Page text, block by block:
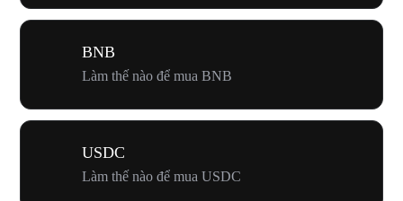
BNB
Làm thế nào để mua BNB
USDC
Làm thế nào để mua USDC